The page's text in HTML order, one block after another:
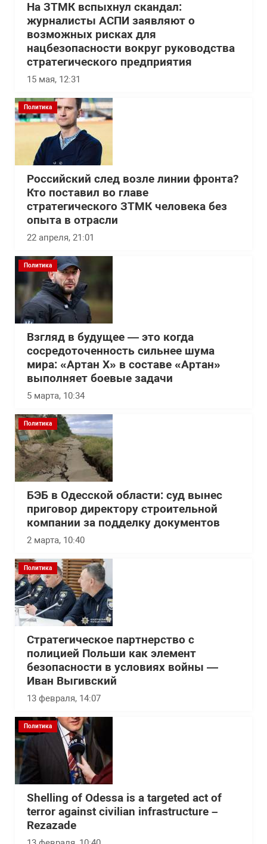
На ЗТМК вспыхнул скандал:
журналисты АСПИ заявляют о
возможных рисках для
нацбезопасности вокруг руководства
стратегического предприятия
15 мая, 12:31
Политика
Российский след возле линии фронта?
Кто поставил во главе
стратегического ЗТМК человека без
опыта в отрасли
22 апреля, 21:01
Политика
Взгляд в будущее — это когда
сосредоточенность сильнее шума
мира: «Артан Х» в составе «Артан»
выполняет боевые задачи
5 марта, 10:34
Политика
БЭБ в Одесской области: суд вынес
приговор директору строительной
компании за подделку документов
2 марта, 10:40
Политика
Стратегическое партнерство с
полицией Польши как элемент
безопасности в условиях войны —
Иван Выгивский
13 февраля, 14:07
Политика
Shelling of Odessa is a targeted act of
terror against civilian infrastructure –
Rezazade